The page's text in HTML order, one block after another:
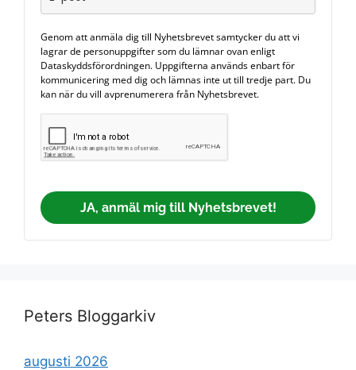
Genom att anmäla dig till Nyhetsbrevet samtycker du att vi
lagrar de personuppgifter som du lämnar ovan enligt
Dataskyddsförordningen. Uppgifterna används enbart för
kommunicering med dig och lämnas inte ut till tredje part. Du
kan när du vill avprenumerera från Nyhetsbrevet.
JA, anmäl mig till Nyhetsbrevet!
Peters Bloggarkiv
augusti 2026